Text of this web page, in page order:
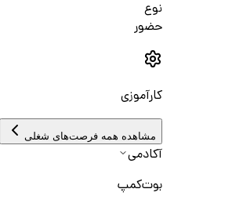
نوع
حضور
کارآموزی
مشاهده همه فرصت‌های شغلی
آکادمی
بوت‌کمپ